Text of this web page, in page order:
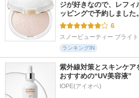
ジが好きなので、レフィ
ッピングで予約しまし
6
スノービューティー ブライ
ランキングIN
紫外線対策とスキンケ
おすすめの“UV美容液”
IOPE(アイオペ)